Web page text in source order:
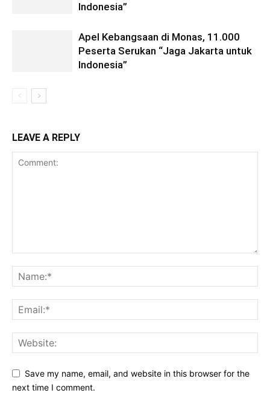
Indonesia”
Apel Kebangsaan di Monas, 11.000
Peserta Serukan “Jaga Jakarta untuk
Indonesia”
LEAVE A REPLY
Save my name, email, and website in this browser for the
next time I comment.